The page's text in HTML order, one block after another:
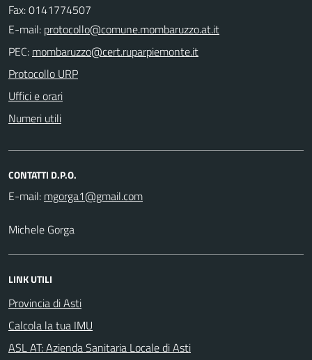
Fax: 0141774507
E-mail:
PEC:
Protocollo URP
Uffici e orari
Numeri utili
CONTATTI D.P.O.
E-mail:
Michele Gorga
LINK UTILI
Provincia di Asti
Calcola la tua IMU
ASL AT: Azienda Sanitaria Locale di Asti